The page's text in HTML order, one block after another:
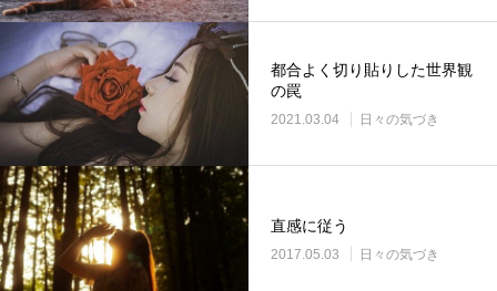
都合よく切り貼りした世界観
の罠
2021.03.04 日々の気づき
直感に従う
2017.05.03 日々の気づき